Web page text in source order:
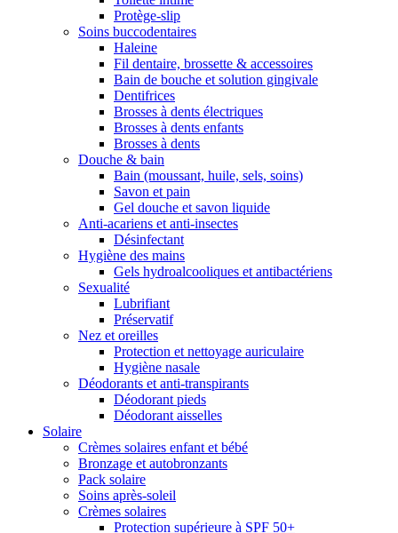
Protège-slip
Soins buccodentaires
Haleine
Fil dentaire, brossette & accessoires
Bain de bouche et solution gingivale
Dentifrices
Brosses à dents électriques
Brosses à dents enfants
Brosses à dents
Douche & bain
Bain (moussant, huile, sels, soins)
Savon et pain
Gel douche et savon liquide
Anti-acariens et anti-insectes
Désinfectant
Hygiène des mains
Gels hydroalcooliques et antibactériens
Sexualité
Lubrifiant
Préservatif
Nez et oreilles
Protection et nettoyage auriculaire
Hygiène nasale
Déodorants et anti-transpirants
Déodorant pieds
Déodorant aisselles
Solaire
Crèmes solaires enfant et bébé
Bronzage et autobronzants
Pack solaire
Soins après-soleil
Crèmes solaires
Protection supérieure à SPF 50+